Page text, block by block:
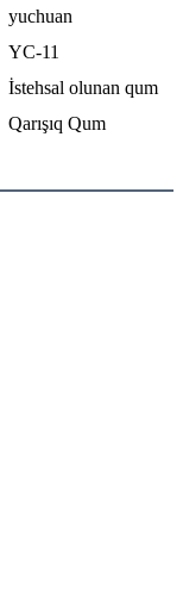
yuchuan
YC-11
İstehsal olunan qum
Qarışıq Qum